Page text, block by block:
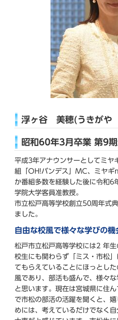
浮ヶ谷 美穂(うきがや
昭和60年3月卒業 第9
平成3年アナウンサーとしてミヤ
組「OH!バンデス」MC、ミヤ
か番組多数を経験した後に令和6
学院大学客員准教授。
市立松戸高等学校創立50周年式
ました。
自由な校風で様々な学びの
松戸市立松戸高等学校には2 年
校生にも関わらず「ミス・市松
てもらえていることにほっとし
風であり、部活も盛んで、様々
と思います。現在は宮城県に住
で市松の部活の活躍を聞くと、
めには、考えているだけでなく